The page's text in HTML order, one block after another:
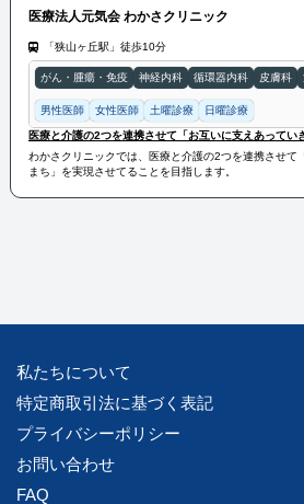
医療法人元気会 わかさクリニック
「狭山ヶ丘駅」徒歩10分
がん・腫瘍・免疫 神経内科 循環器内科 皮膚科
男性医師 女性医師 土曜診療 日曜診療
医療と介護の2つを連携させて「お互いに支えあってい
わかさクリニックでは、医療と介護の2つを連携させて
まち」を実現させてることを目指します。
私たちについて
特定商取引法に基づく表記
プライバシーポリシー
お問い合わせ
FAQ